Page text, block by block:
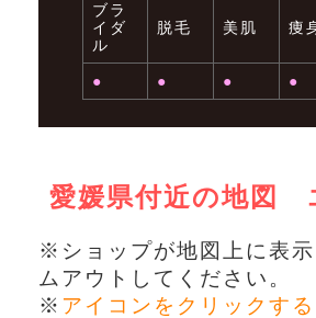
ブラ
イダ
ル
脱毛 美肌 痩
● ● ● ●
愛媛県付近の地
※ショップが地図上に表
ムアウトしてください。
※ アイコンをクリックす